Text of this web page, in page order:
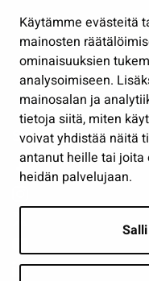
Käytämme evästeitä
mainosten
ominaisuuksien
analysoimiseen.
mainosalan ja
tietoja siitä, miten
voivat yhdistää näitä
antanut heille tai joita
heidän palvelujaan.
Työ ja yrittäminen
Osallistu ja asioi
Näytä omat
Seuraa meitä